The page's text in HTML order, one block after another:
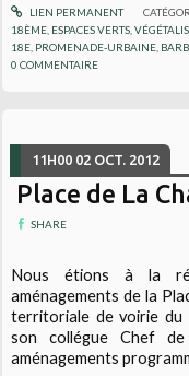
LIEN PERMANENT
18ÈME ESPACES VERTS,
18E PROMENADE-URBAINE
0 COMMENTAIRE
11H00 02 OCT. 2012
Place de La
SHARE
Nous étions à la
aménagements de la
territoriale de voirie du
son collégue Chef
aménagements